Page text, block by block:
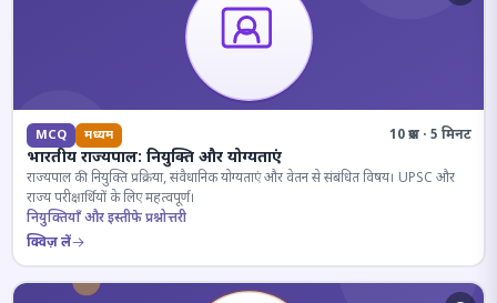
MCQ मध्यम 10 प्रश्न · 5 मिनट
भारतीय राज्यपाल: नियुक्ति और योग्यताएं
राज्यपाल की नियुक्ति प्रक्रिया, संवैधानिक योग्यताएं और वेतन से संबंधित विषय। UPSC और
राज्य परीक्षार्थियों के लिए महत्वपूर्ण।
नियुक्तियाँ और इस्तीफे प्रश्नोत्तरी
क्विज़ लें